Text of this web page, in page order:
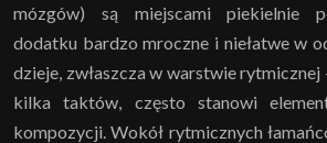
mózgów) są miejscami piekielnie
dodatku bardzo mroczne i niełatwe w
dzieje, zwłaszcza w warstwie rytmicznej
kilka taktów, często stanowi
kompozycji. Wokół rytmicznych